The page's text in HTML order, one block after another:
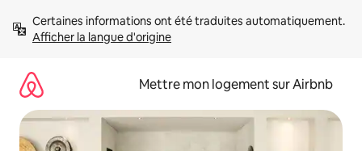
directement
Afficher la langue d'origine
Mettre mon logement sur Airbnb